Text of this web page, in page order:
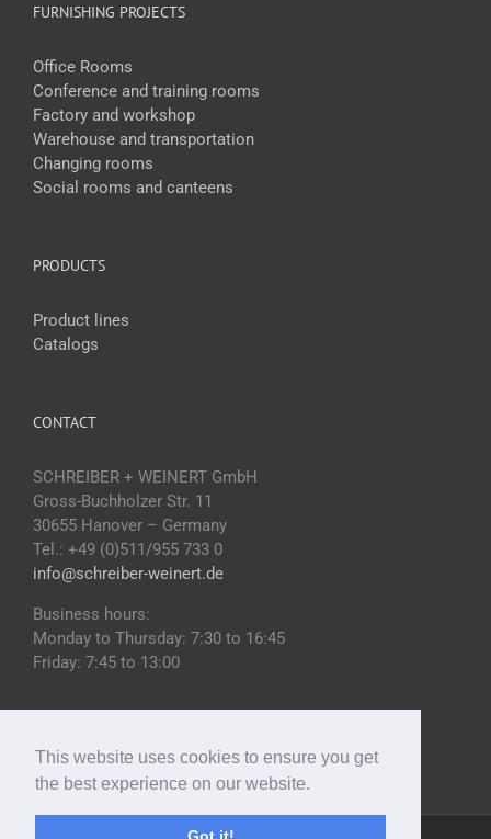
This website uses cookies to ensure you get
the best experience on our website.
FURNISHING PROJECTS
Office Rooms
Conference and training rooms
Factory and workshop
Warehouse and transportation
Changing rooms
Social rooms and canteens
PRODUCTS
Product lines
Catalogs
CONTACT
SCHREIBER + WEINERT GmbH
Gross-Buchholzer Str. 11
30655 Hanover – Germany
Tel.: +49 (0)511/955 733 0
info@schreiber-weinert.de
Business hours:
Monday to Thursday: 7:30 to 16:45
Friday: 7:45 to 13:00